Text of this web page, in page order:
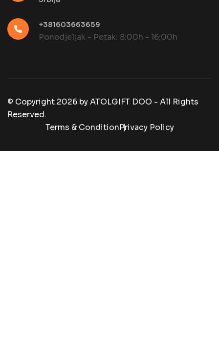
+381603663659
Ponedjeljak - Petak: 8:00h - 16:00h
© Copyright 2026 byATOLGIFT DOO - All Rights
Reserved.
Terms & ConditionPrivacy Policy